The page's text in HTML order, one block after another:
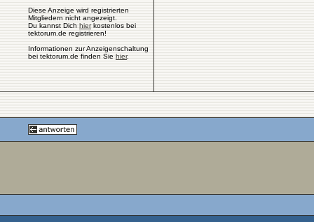
Diese Anzeige wird registrierten
Mitgliedern nicht angezeigt.
Du kannst Dich hierkostenlos bei
tektorum.de registrieren!
Informationen zur Anzeigenschaltung
bei tektorum.de finden Sie hier.